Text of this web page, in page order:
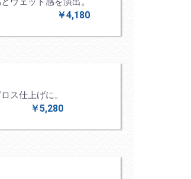
￥4,180
ス仕上げに。
￥5,280